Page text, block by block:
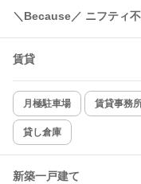
＼Because／ ニフティ
賃貸
月極駐車場 賃貸事務
貸し倉庫
新築一戸建て